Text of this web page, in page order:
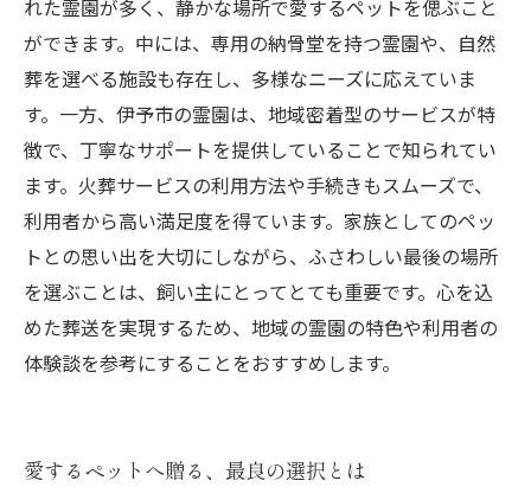
れた霊園が多く、静かな場所で愛するペットを偲ぶこと
ができます。中には、専用の納骨堂を持つ霊園や、自然
葬を選べる施設も存在し、多様なニーズに応えていま
す。一方、伊予市の霊園は、地域密着型のサービスが特
徴で、丁寧なサポートを提供していることで知られてい
ます。火葬サービスの利用方法や手続きもスムーズで、
利用者から高い満足度を得ています。家族としてのペッ
トとの思い出を大切にしながら、ふさわしい最後の場所
を選ぶことは、飼い主にとってとても重要です。心を込
めた葬送を実現するため、地域の霊園の特色や利用者の
体験談を参考にすることをおすすめします。
愛するペットへ贈る、最良の選択とは